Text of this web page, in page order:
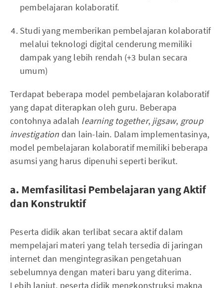
pembelajaran kolaboratif.
Studi yang memberikan pembelajaran kolaboratif
melalui teknologi digital cenderung memiliki
dampak yang lebih rendah (+3 bulan secara
umum)
Terdapat beberapa model pembelajaran kolaboratif
yang dapat diterapkan oleh guru. Beberapa
contohnya adalah learning together, jigsaw, group
investigation dan lain-lain. Dalam implementasinya,
model pembelajaran kolaboratif memiliki beberapa
asumsi yang harus dipenuhi seperti berikut.
a. Memfasilitasi Pembelajaran yang Aktif
dan Konstruktif
Peserta didik akan terlibat secara aktif dalam
mempelajari materi yang telah tersedia di jaringan
internet dan mengintegrasikan pengetahuan
sebelumnya dengan materi baru yang diterima.
Lebih lanjut, peserta didik mengkonstruksi makna